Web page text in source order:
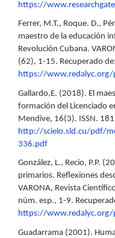
https://
Ferrer, M.T., Roque. D.,
maestro de la educación
Revolución Cubana.
(62), 1-15. Recuperado de:
https://
Gallardo,E. (2018). El
formación del Licenciado
Mendive, 16(3). ISSN.
http://scielo.sld.cu/pdf/
336.pdf
González, L., Recio, P.P.
primarios. Reflexiones
VARONA, Revista
núm. esp., 1-9.
https://
Guadarrama (2001).